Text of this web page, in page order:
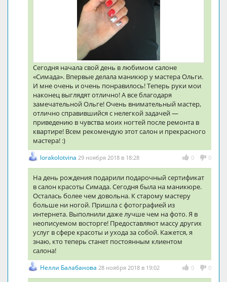
Сегодня начала свой день в любимом салоне
«Симада». Впервые делала маникюр у мастера Ольги.
И мне очень и очень понравилось! Теперь руки мои
наконец выглядят отлично! А все благодаря
замечательной Ольге! Очень внимательный мастер,
отлично справившийся с нелегкой задачей —
приведению в чувства моих ногтей после ремонта в
квартире! Всем рекомендую этот салон и прекрасного
мастера! :)
0 0
lorakolotvina 29 ноября 2018 в 18:28
На день рождения подарили подарочный сертификат
в салон красоты Симада. Сегодня была на маникюре.
Осталась более чем довольна. К старому мастеру
больше ни ногой. Пришла с фотографией из
интернета. Выполнили даже лучше чем на фото. Я в
неописуемом восторге! Предоставляют массу других
услуг в сфере красоты и ухода за собой. Кажется, я
знаю, кто теперь станет постоянным клиентом
салона!
0 0
Нелли Балабанова 28 ноября 2018 в 19:02